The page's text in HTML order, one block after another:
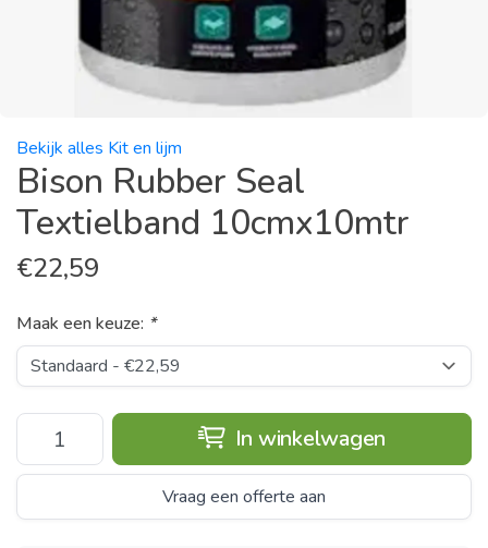
Bekijk alles Kit en lijm
Bison Rubber Seal
Textielband 10cmx10mtr
€22,59
Maak een keuze: *
In winkelwagen
Vraag een offerte aan